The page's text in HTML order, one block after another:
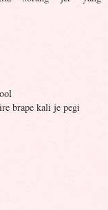
brape kali je pegi